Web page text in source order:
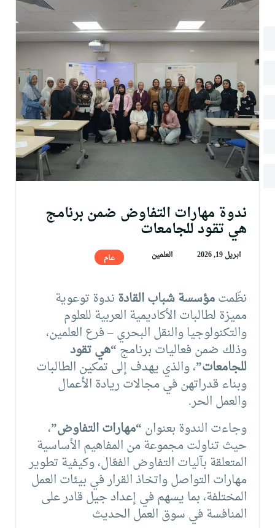
التدريب والخدمة المجتمعية
الإستشارات
ندوة مهارات التفاوض ضمن برنامج
هي تقود للجامعات
ابريل 19, 2026 العلمين عام
نظّمتمؤسسة شباب القادةندوة توعوية
مميزة لطالبات الأكاديمية العربية للعلوم
والتكنولوجيا والنقل البحري – فرع العلمين،
وذلك ضمن فعاليات برنامج“هي تقود
للجامعات”، والذي يهدف إلى تمكين الطالبات
وبناء قدراتهن في مجالات ريادة الأعمال
والعمل الحر.
وجاءت الندوة بعنوان“مهارات التفاوض”،
حيث تناولت مجموعة من المفاهيم الأساسية
المتعلقة بآليات التفاوض الفعّال، وكيفية تطوير
مهارات التواصل واتخاذ القرار في بيئات العمل
المختلفة، بما يسهم في إعداد جيل قادر على
المنافسة في سوق العمل الحديث